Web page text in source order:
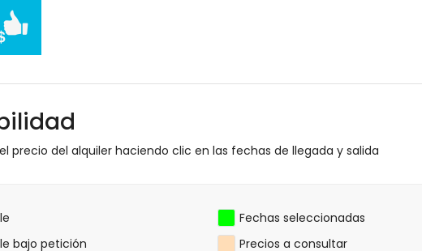
precio del alquiler haciendo clic en las fechas de llegada y salida
Fechas seleccionadas
bajo petición
Precios a consultar